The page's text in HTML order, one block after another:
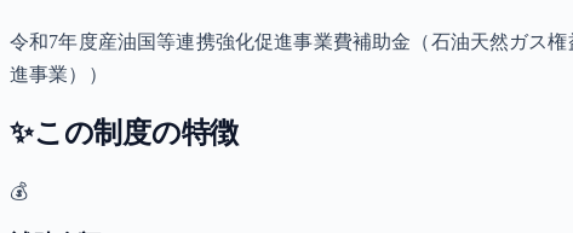
令和7年度産油国等連携強化促進事業費補助金（石油天然ガス
進事業））
✨この制度の特徴
💰